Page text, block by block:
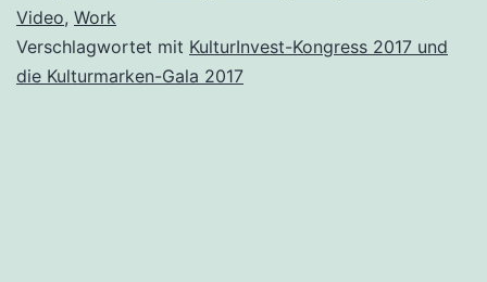
Video, Work
Verschlagwortet mit KulturInvest-Kongress 2017 und
die Kulturmarken-Gala 2017